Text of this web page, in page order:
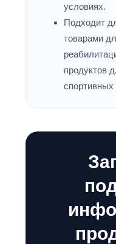
условиях.
Подходит
товарами
продуктов
спортивных